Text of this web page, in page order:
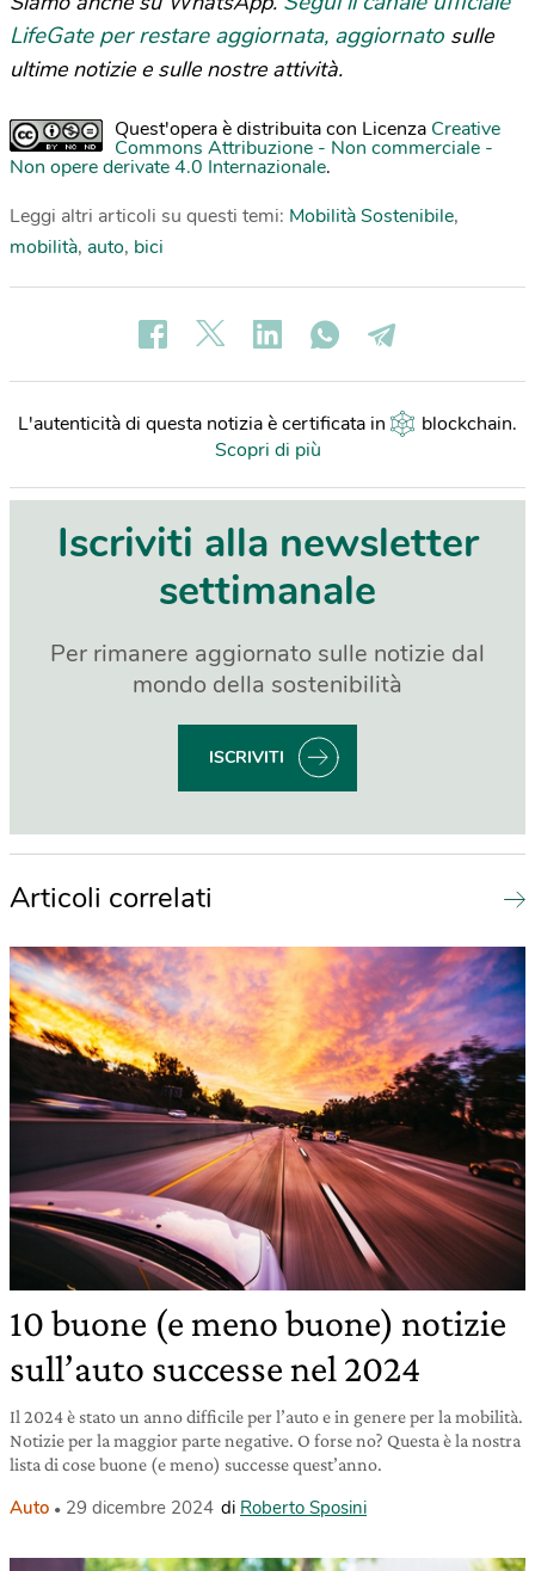
LifeGate per restare aggiornata, aggiornato sulle
ultime notizie e sulle nostre attività.
Quest'opera è distribuita con Licenza Creative
Commons Attribuzione - Non commerciale -
Non opere derivate 4.0 Internazionale.
Leggi altri articoli su questi temi: Mobilità Sostenibile,
mobilità, auto, bici
L'autenticità di questa notizia è certificata in blockchain.
Scopri di più
Iscriviti alla newsletter
settimanale
Per rimanere aggiornato sulle notizie dal
mondo della sostenibilità
ISCRIVITI
Articoli correlati
10 buone (e meno buone) notizie
sull’auto successe nel 2024
Il 2024 è stato un anno difficile per l’auto e in genere per la mobilità.
Notizie per la maggior parte negative. O forse no? Questa è la nostra
lista di cose buone (e meno) successe quest’anno.
Auto 29 dicembre 2024 di Roberto Sposini